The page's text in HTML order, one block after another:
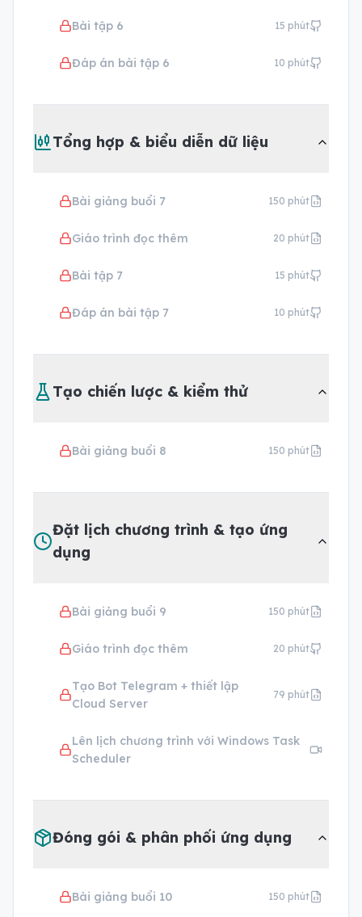
Bài tập 6 15 phút
Đáp án bài tập 6 10 phút
Tổng hợp & biểu diễn dữ liệu
Bài giảng buổi 7 150 phút
Giáo trình đọc thêm 20 phút
Bài tập 7 15 phút
Đáp án bài tập 7 10 phút
Tạo chiến lược & kiểm thử
Bài giảng buổi 8 150 phút
Đặt lịch chương trình & tạo ứng
dụng
Bài giảng buổi 9 150 phút
Giáo trình đọc thêm 20 phút
Tạo Bot Telegram + thiết lập
Cloud Server
79 phút
Lên lịch chương trình với Windows Task
Scheduler
Đóng gói & phân phối ứng dụng
Bài giảng buổi 10 150 phút